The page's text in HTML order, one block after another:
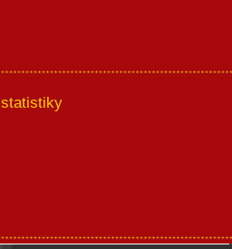
statistiky